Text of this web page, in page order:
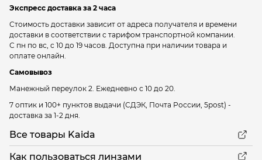
Экспресс доставка за 2 часа
Стоимость доставки зависит от адреса получателя и времени
доставки в соответствии с тарифом транспортной компании.
С пн по вс, с 10 до 19 часов. Доступна при наличии товара и
оплате онлайн.
Самовывоз
Манежный переулок 2. Ежедневно с 10 до 20.
7 оптик и 100+ пунктов выдачи (СДЭК, Почта России, 5post) -
доставка за 1-2 дня.
Все товары Kaida
Как пользоваться линзами